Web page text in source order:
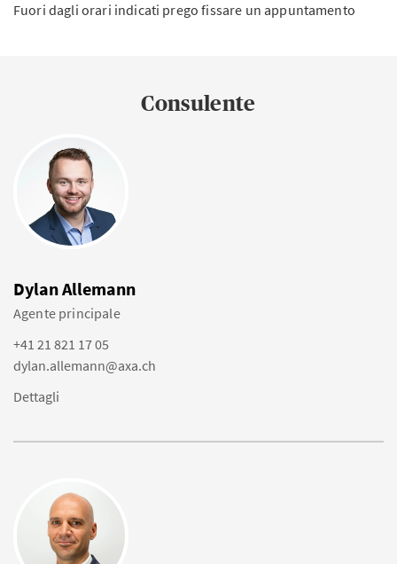
Fuori dagli orari indicati prego fissare un appuntamento
Consulente
Dylan Allemann
Agente principale
+41 21 821 17 05
dylan.allemann@axa.ch
Dettagli